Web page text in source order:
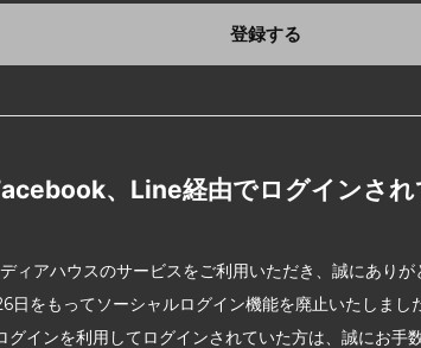
登録する
、Line経由でログインさ
ィアハウスのサービスをご利用いただき、誠にありが
日をもってソーシャルログイン機能を廃止いたしまし
グインを利用してログインされていた方は、誠にお手